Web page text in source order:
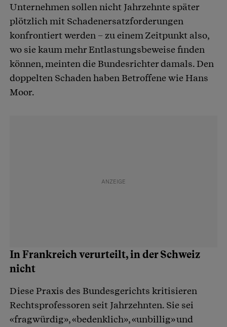
Unternehmen sollen nicht Jahrzehnte später
plötzlich mit Schadenersatzforderungen
konfrontiert werden – zu einem Zeitpunkt also,
wo sie kaum mehr Entlastungsbeweise finden
können, meinten die Bundesrichter damals. Den
doppelten Schaden haben Betroffene wie Hans
Moor.
In Frankreich verurteilt, in der Schweiz
nicht
Diese Praxis des Bundesgerichts kritisieren
Rechtsprofessoren seit Jahrzehnten. Sie sei
«fragwürdig», «bedenklich», «unbillig» und